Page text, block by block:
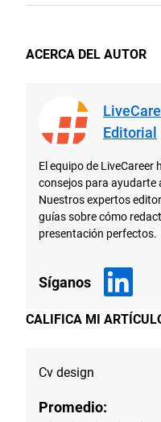
ACERCA DEL AUTOR
Editorial
El equipo de
consejos para ayudarte
Nuestros expertos
guías sobre cómo
presentación perfectos.
Síganos
CALIFICA MI
Cv design
Promedio: